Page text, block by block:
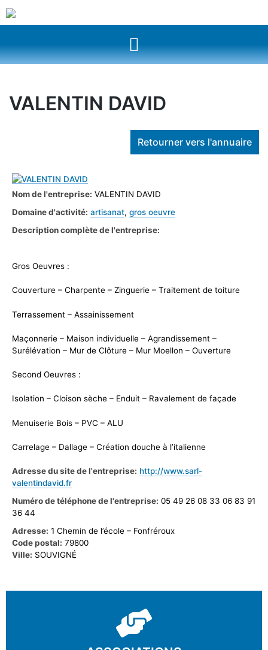
VALENTIN DAVID
Retourner vers l'annuaire
Nom de l'entreprise: VALENTIN DAVID
Domaine d'activité: artisanat, gros oeuvre
Description complète de l'entreprise:
Gros Oeuvres :
Couverture – Charpente – Zinguerie – Traitement de toiture
Terrassement – Assainissement
Maçonnerie – Maison individuelle – Agrandissement –
Surélévation – Mur de Clôture – Mur Moellon – Ouverture
Second Oeuvres :
Isolation – Cloison sèche – Enduit – Ravalement de façade
Menuiserie Bois – PVC – ALU
Carrelage – Dallage – Création douche à l’italienne
Adresse du site de l'entreprise: http://www.sarl-
valentindavid.fr
Numéro de téléphone de l'entreprise: 05 49 26 08 33 06 83 91
36 44
Adresse: 1 Chemin de l’école – Fonfréroux
Code postal: 79800
Ville: SOUVIGNÉ